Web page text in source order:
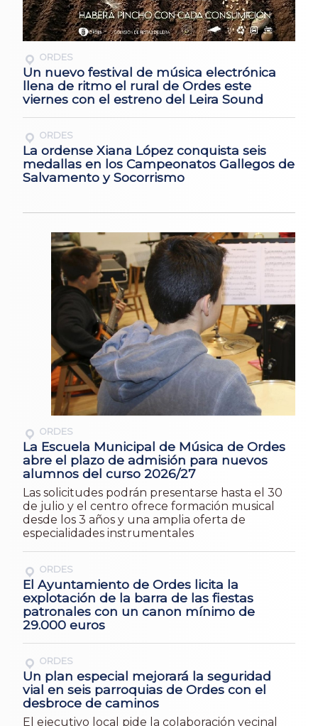
ORDES
Un nuevo festival de música electrónica
llena de ritmo el rural de Ordes este
viernes con el estreno del Leira Sound
ORDES
La ordense Xiana López conquista seis
medallas en los Campeonatos Gallegos de
Salvamento y Socorrismo
ORDES
La Escuela Municipal de Música de Ordes
abre el plazo de admisión para nuevos
alumnos del curso 2026/27
Las solicitudes podrán presentarse hasta el 30
de julio y el centro ofrece formación musical
desde los 3 años y una amplia oferta de
especialidades instrumentales
ORDES
El Ayuntamiento de Ordes licita la
explotación de la barra de las fiestas
patronales con un canon mínimo de
29.000 euros
ORDES
Un plan especial mejorará la seguridad
vial en seis parroquias de Ordes con el
desbroce de caminos
El ejecutivo local pide la colaboración vecinal